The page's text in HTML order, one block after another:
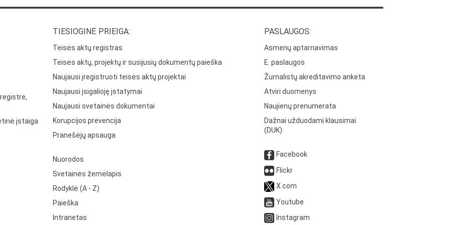
įstaiga
TIESIOGINĖ PRIEIGA:
Teisės aktų registras
Teisės aktų, projektų ir susijusių dokumentų paieška
Naujausi įregistruoti teisės aktų projektai
Naujausi įsigalioję įstatymai
Naujausi svetainės dokumentai
Korupcijos prevencija
Pranešėjų apsauga
Nuorodos
Svetainės žemėlapis
Rodyklė (A - Z)
Paieška
Intranetas
PASLAUGOS:
Asmenų aptarnavimas
E. paslaugos
Žurnalistų akreditavimo anketa
Atviri duomenys
Naujienų prenumerata
Dažnai užduodami klausimai
(DUK)
Facebook
Flickr
X.com
Youtube
Instagram